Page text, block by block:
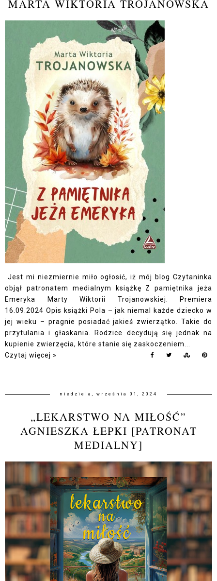
MARTA WIKTORIA TROJANOWSKA
Jest mi niezmiernie miło ogłosić, iż mój blog Czytaninka
objął patronatem medialnym książkę Z pamiętnika jeża
Emeryka Marty Wiktorii Trojanowskiej. Premiera
16.09.2024 Opis książki Pola – jak niemal każde dziecko w
jej wieku – pragnie posiadać jakieś zwierzątko. Takie do
przytulania i głaskania. Rodzice decydują się jednak na
kupienie zwierzęcia, które stanie się zaskoczeniem...
Czytaj więcej »
niedziela, września 01, 2024
„LEKARSTWO NA MIŁOŚĆ”
AGNIESZKA ŁEPKI [PATRONAT
MEDIALNY]